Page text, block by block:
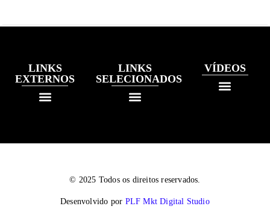
LINKS
EXTERNOS
LINKS
SELECIONADOS
VÍDEOS
© 2025 Todos os direitos reservados.
Desenvolvido por PLF Mkt Digital Studio